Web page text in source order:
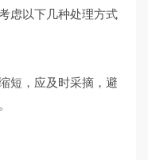
虑以下几种处理方式
短，应及时采摘，避